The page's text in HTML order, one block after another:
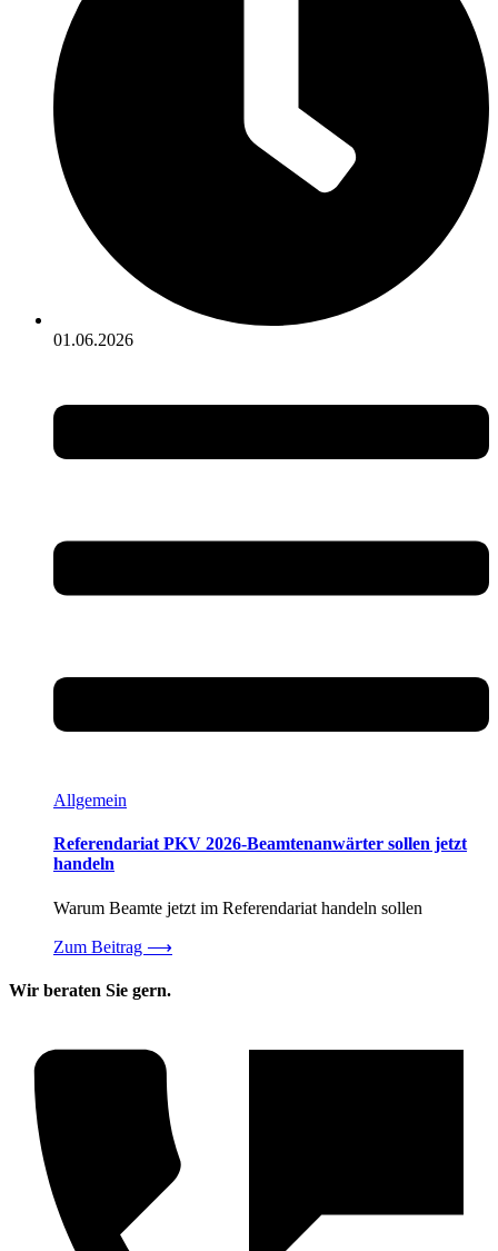
01.06.2026
Allgemein
Referendariat PKV 2026-Beamtenanwärter sollen jetzt
handeln
Warum Beamte jetzt im Referendariat handeln sollen
Zum Beitrag ⟶
Wir beraten Sie gern.